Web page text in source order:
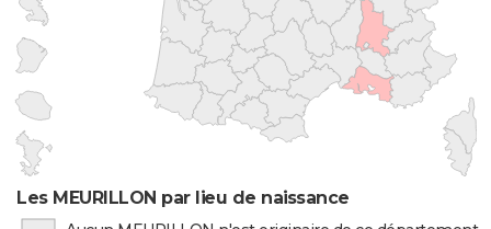
Les MEURILLON par lieu de naissance